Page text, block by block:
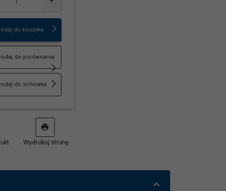
do koszyka
do porównania
do schowka
Wydrukuj stronę